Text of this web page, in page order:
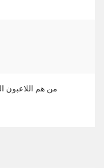
من هم اللاعبون